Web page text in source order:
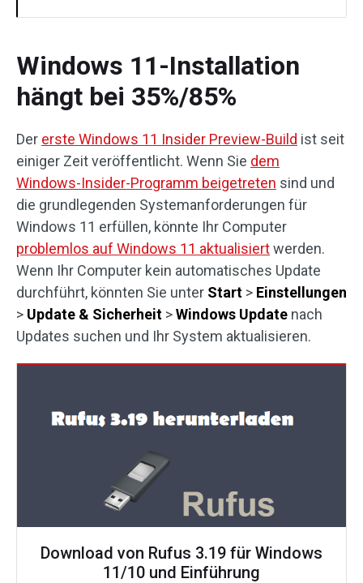
Windows 11-Installation
hängt bei 35%/85%
Der erste Windows 11 Insider Preview-Build ist seit
einiger Zeit veröffentlicht. Wenn Sie dem
Windows-Insider-Programm beigetreten sind und
die grundlegenden Systemanforderungen für
Windows 11 erfüllen, könnte Ihr Computer
problemlos auf Windows 11 aktualisiertwerden.
Wenn Ihr Computer kein automatisches Update
durchführt, könnten Sie unter Start > Einstellungen
> Update & Sicherheit >Windows Update nach
Updates suchen und Ihr System aktualisieren.
Download von Rufus 3.19 für Windows
11/10 und Einführung